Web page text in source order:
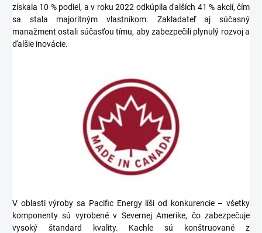
získala 10 % podiel, a v roku 2022 odkúpila ďalších 41 % akcií, čím
sa stala majoritným vlastníkom. Zakladateľ aj súčasný
manažment ostali súčasťou tímu, aby zabezpečili plynulý rozvoj a
ďalšie inovácie.
V oblasti výroby sa Pacific Energy líši od konkurencie – všetky
komponenty sú vyrobené v Severnej Amerike, čo zabezpečuje
vysoký štandard kvality. Kachle sú konštruované z